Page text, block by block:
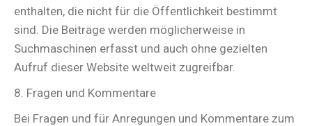
enthalten, die nicht für die Öffentlichkeit bestimmt
sind. Die Beiträge werden möglicherweise in
Suchmaschinen erfasst und auch ohne gezielten
Aufruf dieser Website weltweit zugreifbar.
8. Fragen und Kommentare
Bei Fragen und für Anregungen und Kommentare zum